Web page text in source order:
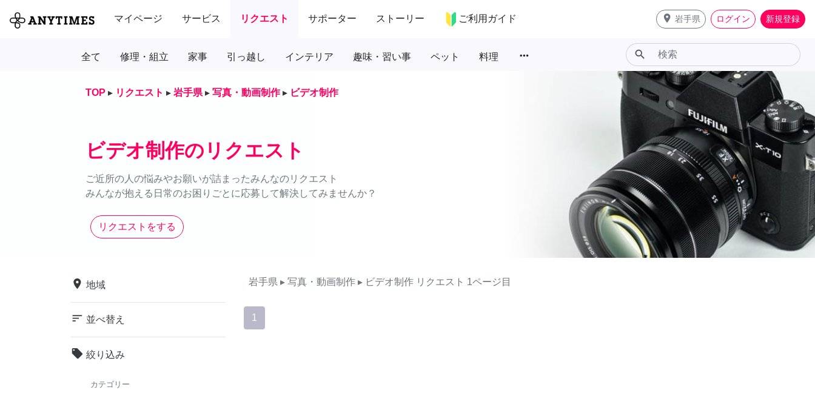
マイページ サービス リクエスト サポーター ストーリー ご利用ガイド place 岩手県 ログイン 新規登録
全て 修理・組立 家事 引っ越し インテリア 趣味・習い事 ペット 料理 more_horiz search
TOP ▸ リクエスト ▸ 岩手県 ▸ 写真・動画制作 ▸ ビデオ制作
ビデオ制作のリクエスト
ご近所の人の悩みやお願いが詰まったみんなのリクエスト
みんなが抱える日常のお困りごとに応募して解決してみませんか？
リクエストをする
place 地域
sort 並べ替え
local_offer 絞り込み
カテゴリー
岩手県 ▸ 写真・動画制作 ▸ ビデオ制作 リクエスト 1ページ目
1